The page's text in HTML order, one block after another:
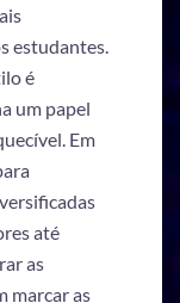
estudantes.
é
um papel
Em
até
as
marcar as